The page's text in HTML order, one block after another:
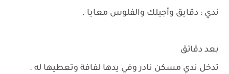
ندي : دقايق وأجيلك والفلوس معايا .
بعد دقائق
تدخل ندي مسكن نادر وفي يدها لفافة وتعطيها له .